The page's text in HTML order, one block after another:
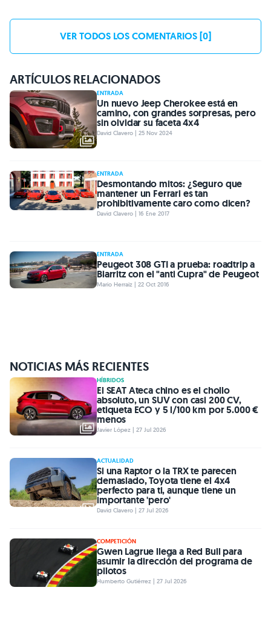
VER TODOS LOS COMENTARIOS [0]
ARTÍCULOS RELACIONADOS
ENTRADA
Un nuevo Jeep Cherokee está en
camino, con grandes sorpresas, pero
sin olvidar su faceta 4x4
David Clavero | 25 Nov 2024
ENTRADA
Desmontando mitos: ¿Seguro que
mantener un Ferrari es tan
prohibitivamente caro como dicen?
David Clavero | 16 Ene 2017
ENTRADA
Peugeot 308 GTI a prueba: roadtrip a
Biarritz con el "anti Cupra" de Peugeot
Mario Herraiz | 22 Oct 2016
NOTICIAS MÁS RECIENTES
HÍBRIDOS
El SEAT Ateca chino es el chollo
absoluto, un SUV con casi 200 CV,
etiqueta ECO y 5 l/100 km por 5.000 €
menos
Javier López | 27 Jul 2026
ACTUALIDAD
Si una Raptor o la TRX te parecen
demasiado, Toyota tiene el 4x4
perfecto para ti, aunque tiene un
importante 'pero'
David Clavero | 27 Jul 2026
COMPETICIÓN
Gwen Lagrue llega a Red Bull para
asumir la dirección del programa de
pilotos
Humberto Gutiérrez | 27 Jul 2026